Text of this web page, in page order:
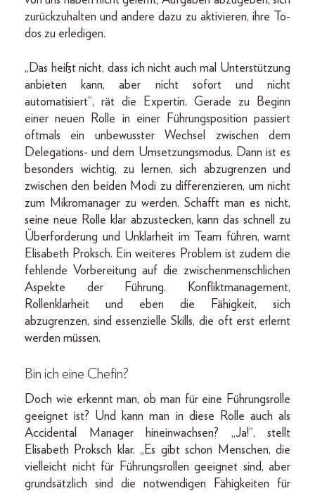
zurückzuhalten und andere dazu zu aktivieren, ihre To-
dos zu erledigen.
„Das heißt nicht, dass ich nicht auch mal Unterstützung
anbieten kann, aber nicht sofort und nicht
automatisiert“, rät die Expertin. Gerade zu Beginn
einer neuen Rolle in einer Führungsposition passiert
oftmals ein unbewusster Wechsel zwischen dem
Delegations- und dem Umsetzungsmodus. Dann ist es
besonders wichtig, zu lernen, sich abzugrenzen und
zwischen den beiden Modi zu differenzieren, um nicht
zum Mikromanager zu werden. Schafft man es nicht,
seine neue Rolle klar abzustecken, kann das schnell zu
Überforderung und Unklarheit im Team führen, warnt
Elisabeth Proksch. Ein weiteres Problem ist zudem die
fehlende Vorbereitung auf die zwischenmenschlichen
Aspekte der Führung. Konfliktmanagement,
Rollenklarheit und eben die Fähigkeit, sich
abzugrenzen, sind essenzielle Skills, die oft erst erlernt
werden müssen.
Bin ich eine Chefin?
Doch wie erkennt man, ob man für eine Führungsrolle
geeignet ist? Und kann man in diese Rolle auch als
Accidental Manager hineinwachsen? „Ja!“, stellt
Elisabeth Proksch klar. „Es gibt schon Menschen, die
vielleicht nicht für Führungsrollen geeignet sind, aber
grundsätzlich sind die notwendigen Fähigkeiten für